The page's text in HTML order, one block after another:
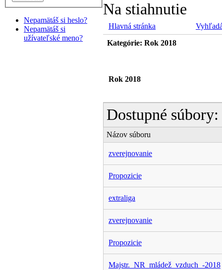
Nepamätáš si heslo?
Nepamätáš si
užívateľské meno?
Na stiahnutie
Hlavná stránka
Kategórie: Rok 2018
Rok 2018
Dostupné súbory:
Názov súboru
zverejnovanie
Propozicie
extraliga
zverejnovanie
Propozicie
Majstr._NR_mládež_vzduch_-2018